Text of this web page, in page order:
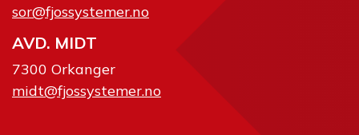
sor@fjossystemer.no
AVD. MIDT
7300 Orkanger
midt@fjossystemer.no